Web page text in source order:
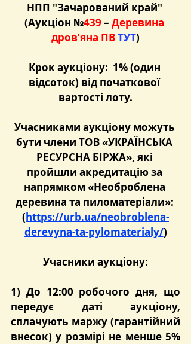
НПП "Зачарований край"
(Аукціон №439 – Деревина
дров’яна ПВТУТ)
Крок аукціону:  1% (один
відсоток) від початкової
вартості лоту.
Учасниками аукціону можуть
бути члени ТОВ «УКРАЇНСЬКА
РЕСУРСНА БІРЖА», які
пройшли акредитацію за
напрямком «Необроблена
деревина та пиломатеріали»:
(https://urb.ua/neobroblena-
derevyna-ta-pylomaterialy/)
Учасники аукціону:
1) До 12:00 робочого дня, що
передує даті аукціону,
сплачують маржу (гарантійний
внесок) у розмірі не менше 5%